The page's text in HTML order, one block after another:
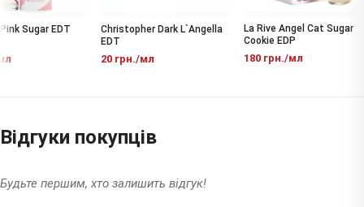
Sugar EDT
Christopher Dark L`Angella
EDT
20 грн./мл
La Rive Angel Cat Sugar
Cookie EDP
180 грн./мл
Відгуки покупців
Будьте першим, хто залишить відгук!